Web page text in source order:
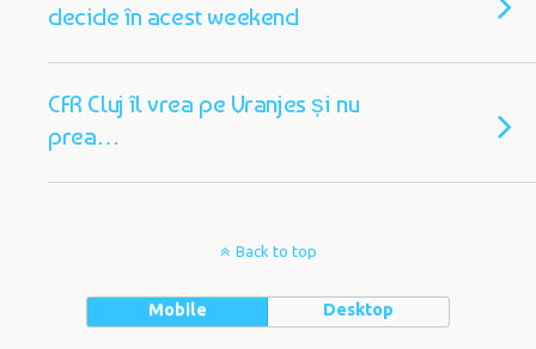
decide în acest weekend
CFR Cluj îl vrea pe Vranjes și nu
prea…
Back to top
Mobile Desktop